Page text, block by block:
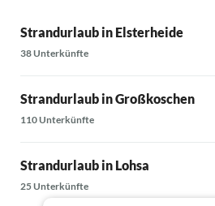
Strandurlaub in Elsterheide
38 Unterkünfte
Strandurlaub in Großkoschen
110 Unterkünfte
Strandurlaub in Lohsa
25 Unterkünfte